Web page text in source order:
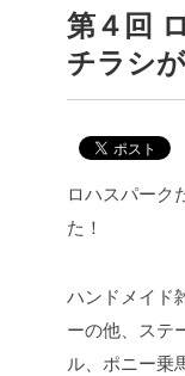
第４回
チラシ
ロハスパーク
た！
ハンドメイド
ーの他、
ステ
ル、ポニー乗